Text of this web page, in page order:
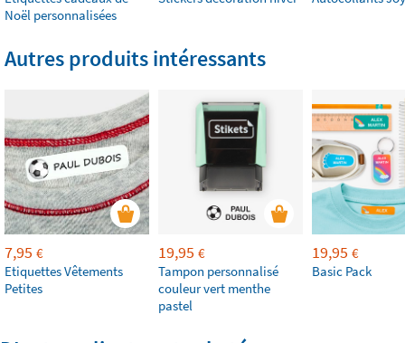
Noël personnalisées
Autres produits intéressants
7,95 €
Etiquettes Vêtements
Petites
19,95 €
Tampon personnalisé
couleur vert menthe
pastel
19,95 €
Basic Pack